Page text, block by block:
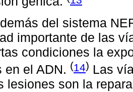
del sistema
importante de las
condiciones la
en el ADN. (14) Las
lesiones son la